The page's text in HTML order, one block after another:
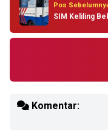
Pos
SIM Keliling
Komentar: